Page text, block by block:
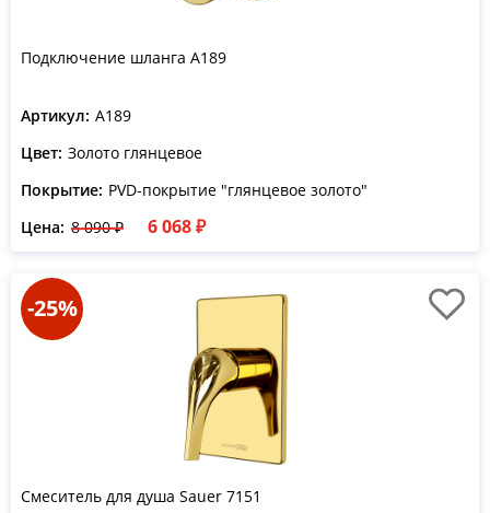
Подключение шланга A189
Артикул: A189
Цвет: Золото глянцевое
Покрытие: PVD-покрытие "глянцевое золото"
Цена: 8 090 ₽ 6 068 ₽
-25%
Смеситель для душа Sauer 7151